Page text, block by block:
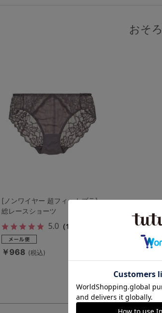
おそ
[ノンワイヤー 超フィットブラ]
総レースショーツ
5.0（1件）
￥968 (税込)